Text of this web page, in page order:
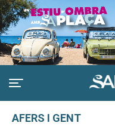
AFERS I GENT